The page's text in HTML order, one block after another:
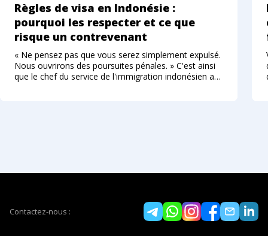
Règles de visa en Indonésie :
pourquoi les respecter et ce que
risque un contrevenant
« Ne pensez pas que vous serez simplement expulsé.
Nous ouvrirons des poursuites pénales. » C'est ainsi
que le chef du service de l'immigration indonésien a
Contactez-nous :